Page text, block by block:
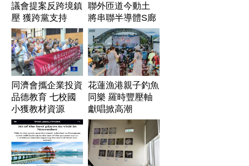
議會提案反跨境鎮
壓 獲跨黨支持
聯外匝道今動土
將串聯半導體S廊
帶
同濟會攜企業投資
品德教育 七校國
小獲教材資源
花蓮漁港親子釣魚
同樂 羅時豐壓軸
獻唱掀高潮